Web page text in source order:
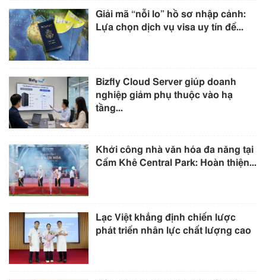
Giải mã “nỗi lo” hồ sơ nhập cảnh:
Lựa chọn dịch vụ visa uy tín để...
Bizfly Cloud Server giúp doanh
nghiệp giảm phụ thuộc vào hạ
tầng...
Khởi công nhà văn hóa đa năng tại
Cẩm Khê Central Park: Hoàn thiện...
Lạc Việt khẳng định chiến lược
phát triển nhân lực chất lượng cao